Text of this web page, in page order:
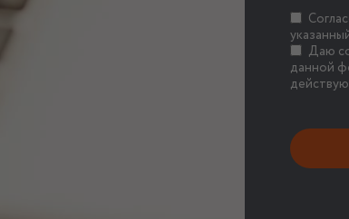
Даю
данной